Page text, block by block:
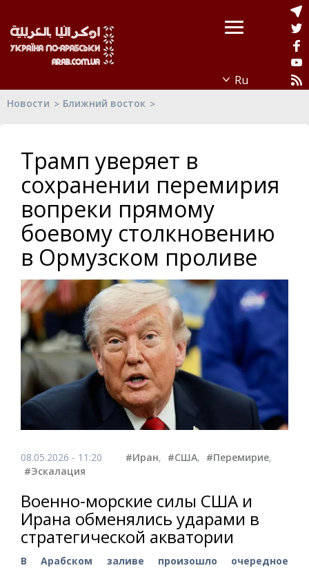
Новости Ближний восток
Трамп уверяет в
сохранении перемирия
вопреки прямому
боевому столкновению
в Ормузском проливе
08.05.2026 - 11:20 #Иран, #США, #Перемирие,
#Эскалация
Военно-морские силы США и
Ирана обменялись ударами в
стратегической акватории
В Арабском заливе произошло очередное